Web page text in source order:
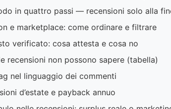
in quattro passi — recensioni solo alla
e marketplace: come ordinare e filtrare
verificato: cosa attesta e cosa no
recensioni non possono sapere (tabella)
nel linguaggio dei commenti
d’estate e payback annuo